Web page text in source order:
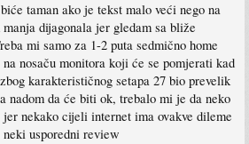
taman ako je tekst malo veći nego na
dijagonala jer gledam sa bliže
mi samo za 1-2 puta sedmično home
nosaču monitora koji će se pomjerati kad
karakterističnog setapa 27 bio prevelik
nadom da će biti ok, trebalo mi je da neko
nekako cijeli internet ima ovakve dileme
usporedni review